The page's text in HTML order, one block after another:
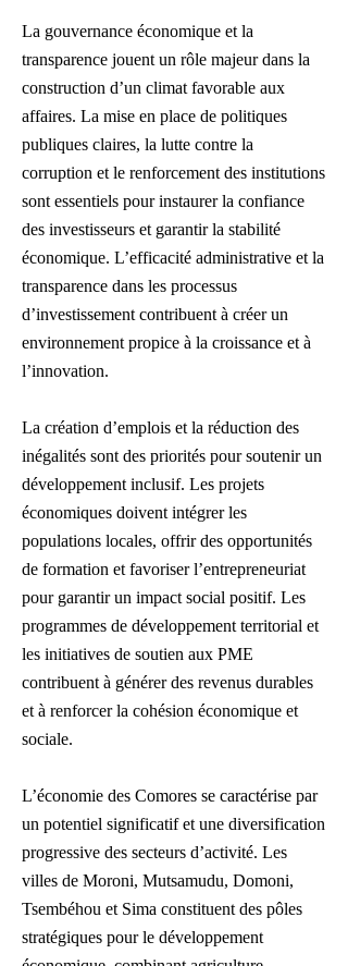
La gouvernance économique et la
transparence jouent un rôle majeur dans la
construction d’un climat favorable aux
affaires. La mise en place de politiques
publiques claires, la lutte contre la
corruption et le renforcement des institutions
sont essentiels pour instaurer la confiance
des investisseurs et garantir la stabilité
économique. L’efficacité administrative et la
transparence dans les processus
d’investissement contribuent à créer un
environnement propice à la croissance et à
l’innovation.
La création d’emplois et la réduction des
inégalités sont des priorités pour soutenir un
développement inclusif. Les projets
économiques doivent intégrer les
populations locales, offrir des opportunités
de formation et favoriser l’entrepreneuriat
pour garantir un impact social positif. Les
programmes de développement territorial et
les initiatives de soutien aux PME
contribuent à générer des revenus durables
et à renforcer la cohésion économique et
sociale.
L’économie des Comores se caractérise par
un potentiel significatif et une diversification
progressive des secteurs d’activité. Les
villes de Moroni, Mutsamudu, Domoni,
Tsembéhou et Sima constituent des pôles
stratégiques pour le développement